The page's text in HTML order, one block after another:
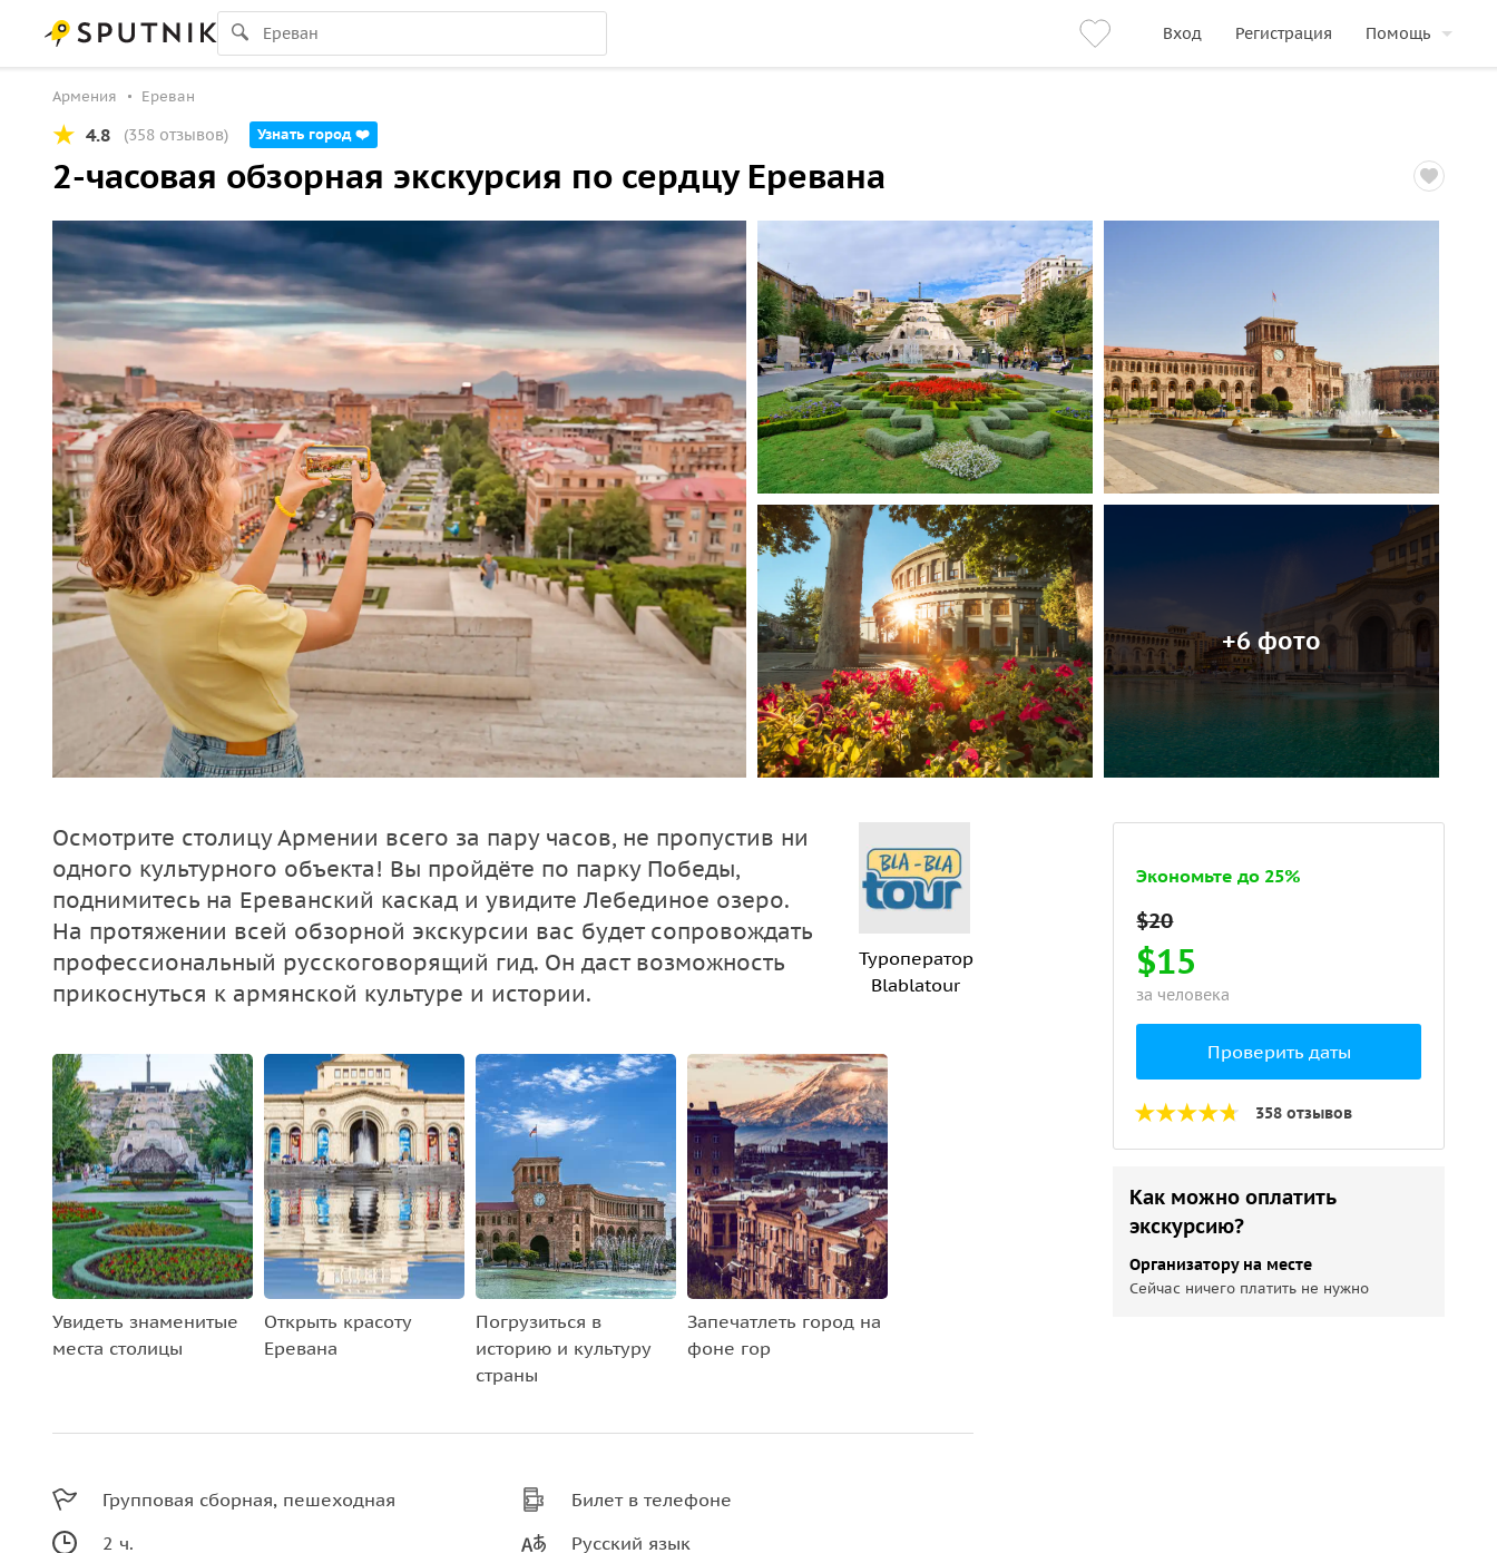
Вход Регистрация Помощь
Армения Ереван
4.8 (358 отзывов) Узнать город ❤️
2-часовая обзорная экскурсия по сердцу Еревана
+6 фото
Осмотрите столицу Армении всего за пару часов, не пропустив ни
одного культурного объекта! Вы пройдёте по парку Победы,
поднимитесь на Ереванский каскад и увидите Лебединое озеро.
На протяжении всей обзорной экскурсии вас будет сопровождать
профессиональный русскоговорящий гид. Он даст возможность
прикоснуться к армянской культуре и истории.
Туроператор
Blablatour
Увидеть знаменитые
места столицы
Открыть красоту
Еревана
Погрузиться в
историю и культуру
страны
Запечатлеть город на
фоне гор
Групповая сборная, пешеходная
2 ч.
Билет в телефоне
Русский язык
Экономьте до 25%
$15
за человека
Проверить даты
358 отзывов
Как можно оплатить
экскурсию?
Организатору на месте
Сейчас ничего платить не нужно